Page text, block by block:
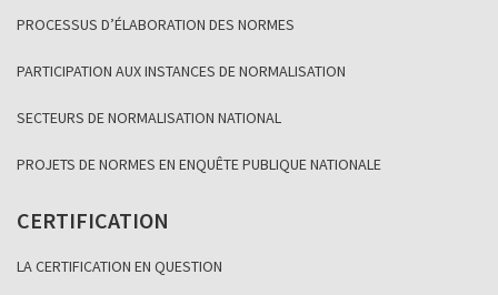
PROCESSUS D’ÉLABORATION DES NORMES
PARTICIPATION AUX INSTANCES DE NORMALISATION
SECTEURS DE NORMALISATION NATIONAL
PROJETS DE NORMES EN ENQUÊTE PUBLIQUE NATIONALE
CERTIFICATION
LA CERTIFICATION EN QUESTION